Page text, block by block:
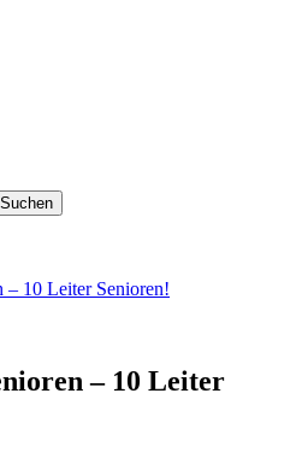
– 10 Leiter Senioren!
– 10 Leiter